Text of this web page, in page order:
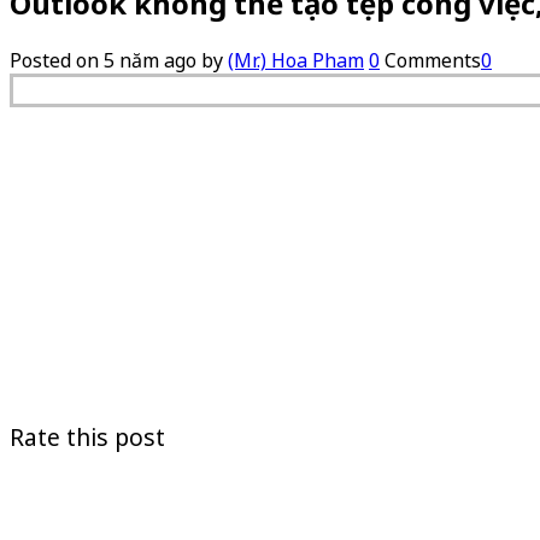
Posted on5 năm ago by(Mr.) Hoa Pham0Comments0
Rate this post